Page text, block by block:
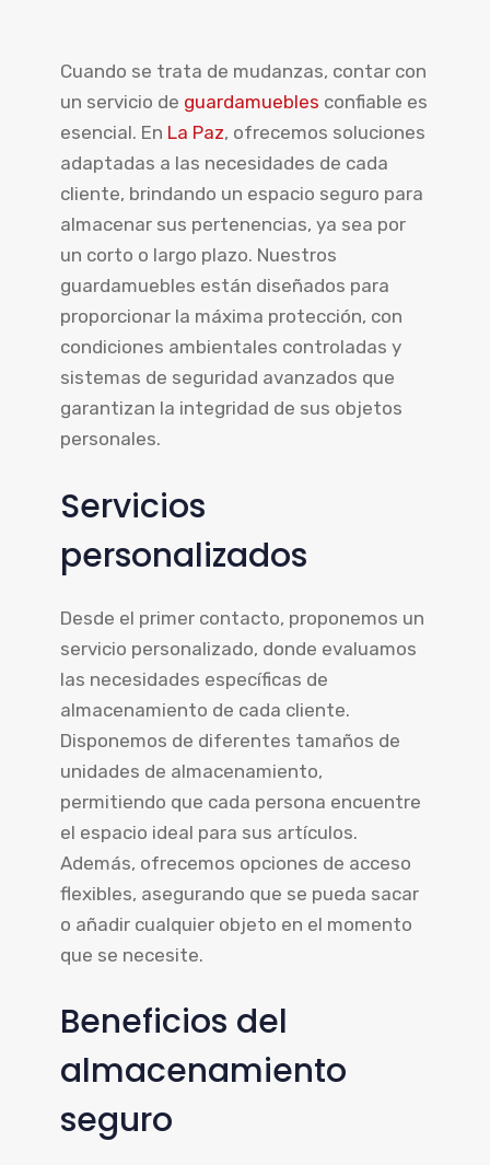
Cuando se trata de mudanzas, contar con
un servicio de guardamuebles confiable es
esencial. En La Paz, ofrecemos soluciones
adaptadas a las necesidades de cada
cliente, brindando un espacio seguro para
almacenar sus pertenencias, ya sea por
un corto o largo plazo. Nuestros
guardamuebles están diseñados para
proporcionar la máxima protección, con
condiciones ambientales controladas y
sistemas de seguridad avanzados que
garantizan la integridad de sus objetos
personales.
Servicios
personalizados
Desde el primer contacto, proponemos un
servicio personalizado, donde evaluamos
las necesidades específicas de
almacenamiento de cada cliente.
Disponemos de diferentes tamaños de
unidades de almacenamiento,
permitiendo que cada persona encuentre
el espacio ideal para sus artículos.
Además, ofrecemos opciones de acceso
flexibles, asegurando que se pueda sacar
o añadir cualquier objeto en el momento
que se necesite.
Beneficios del
almacenamiento
seguro